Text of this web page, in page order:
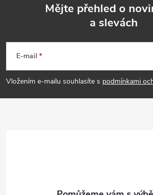
p
a
Mějte přehled o
a slevách
E-mail
Vložením e-mailu souhlasíte s podmínkami